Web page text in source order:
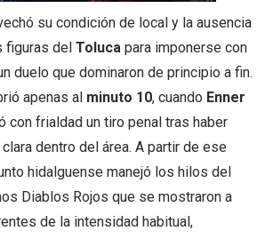
su condición de local y la ausencia
figuras del Toluca para imponerse con
duelo que dominaron de principio a fin.
apenas al minuto 10, cuando Enner
con frialdad un tiro penal tras haber
dentro del área. A partir de ese
hidalguense manejó los hilos del
Diablos Rojos que se mostraron a
de la intensidad habitual,